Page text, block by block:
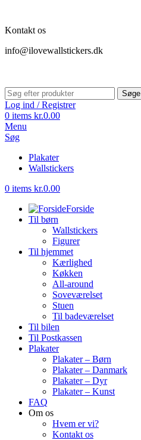
Kontakt os
info@ilovewallstickers.dk
Søge
Log ind / Registrer
0 items kr.0.00
Menu
Søg
Plakater
Wallstickers
0 items kr.0.00
Forside
Til børn
Wallstickers
Figurer
Til hjemmet
Kærlighed
Køkken
All-around
Soveværelset
Stuen
Til badeværelset
Til bilen
Til Postkassen
Plakater
Plakater – Børn
Plakater – Danmark
Plakater – Dyr
Plakater – Kunst
FAQ
Om os
Hvem er vi?
Kontakt os